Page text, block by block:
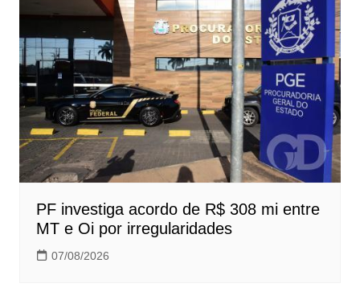
PF investiga acordo de R$ 308 mi entre
MT e Oi por irregularidades
07/08/2026